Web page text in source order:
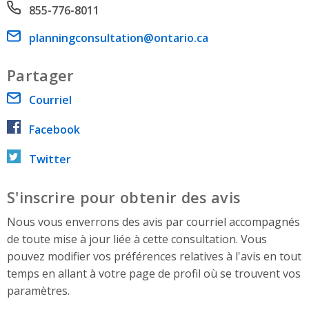
Phone number
855-776-8011
Email address
planningconsultation@ontario.ca
Partager
Courriel
Facebook
Twitter
S'inscrire pour obtenir des avis
Nous vous enverrons des avis par courriel accompagnés
de toute mise à jour liée à cette consultation. Vous
pouvez modifier vos préférences relatives à l'avis en tout
temps en allant à votre page de profil où se trouvent vos
paramètres.